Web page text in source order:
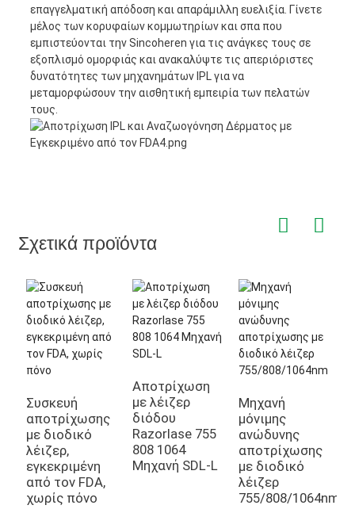
επαγγελματική απόδοση και απαράμιλλη ευελιξία. Γίνετε
μέλος των κορυφαίων κομμωτηρίων και σπα που
εμπιστεύονται την Sincoheren για τις ανάγκες τους σε
εξοπλισμό ομορφιάς και ανακαλύψτε τις απεριόριστες
δυνατότητες των μηχανημάτων IPL για να
μεταμορφώσουν την αισθητική εμπειρία των πελατών
τους.
Σχετικά προϊόντα
Συσκευή
αποτρίχωσης
με διοδικό
λέιζερ,
εγκεκριμένη
από τον FDA,
χωρίς πόνο
Αποτρίχωση
με λέιζερ
διόδου
Razorlase 755
808 1064
Μηχανή SDL-L
Μηχανή
μόνιμης
ανώδυνης
αποτρίχωσης
με διοδικό
λέιζερ
755/808/1064nm